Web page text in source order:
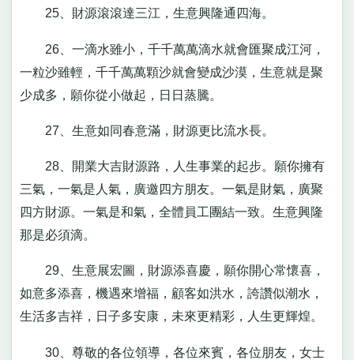
25、財源滾滾達三江，生意興隆通四海。
26、一滴水雖小，千千萬萬滴水就會匯聚成江河，
一粒沙雖輕，千千萬萬顆沙就會變成沙漠，生意就是聚
少成多，願你從小做起，日日蒸騰。
27、生意如同春意滿，財源更比流水長。
28、開業大吉財源路，人生事業的起步。願你擁有
三氣，一氣是人氣，廣邀四方朋友。一氣是財氣，廣聚
四方財源。一氣是和氣，全體員工團結一致。生意興隆
那是必須滴。
29、生意展宏圖，財源添喜慶，願你開心常懷喜，
如意多添喜，機遇來增福，顧客如洪水，誇讚似潮水，
生活多吉祥，日子多安康，未來更精彩，人生更輝煌。
30、尊敬的各位領導，各位來賓，各位朋友，女士